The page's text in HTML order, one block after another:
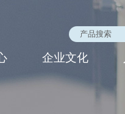
企业文化